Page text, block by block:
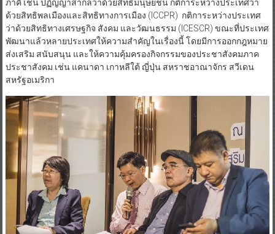
ภาคี เช่น ปฏิญญาสากลว่าด้วยสิทธิมนุษยชน กติการะหว่างประเทศว่า
ด้วยสิทธิพลเมืองและสิทธิทางการเมือง (ICCPR) กติการะหว่างประเทศ
ว่าด้วยสิทธิทางเศรษฐกิจ สังคม และวัฒนธรรม (ICESCR) ขณะที่ประเทศ
พัฒนาแล้วหลายประเทศให้ความสำคัญในเรื่องนี้ โดยมีการออกกฎหมาย
ส่งเสริม สนับสนุน และให้ความคุ้มครองกิจกรรมของประชาสังคมภาค
ประชาสังคม เช่น แคนาดา เกาหลีใต้ ญี่ปุ่น สหราชอาณาจักร สวีเดน
สหรัฐอเมริกา